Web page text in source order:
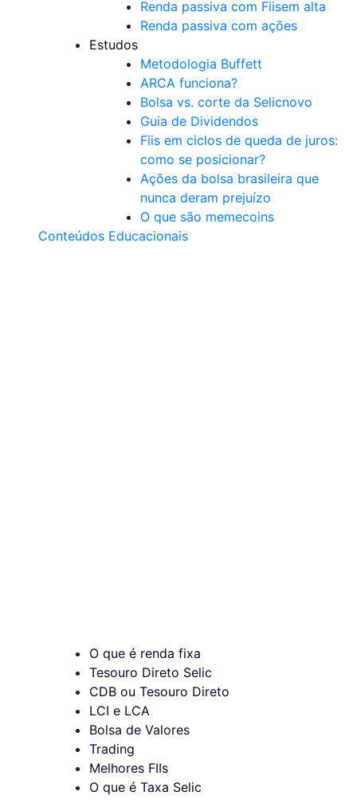
Renda passiva com Fiisem alta
Renda passiva com ações
Estudos
Metodologia Buffett
ARCA funciona?
Bolsa vs. corte da Selicnovo
Guia de Dividendos
Fiis em ciclos de queda de juros:
como se posicionar?
Ações da bolsa brasileira que
nunca deram prejuízo
O que são memecoins
Conteúdos Educacionais
O que é renda fixa
Tesouro Direto Selic
CDB ou Tesouro Direto
LCI e LCA
Bolsa de Valores
Trading
Melhores FIIs
O que é Taxa Selic